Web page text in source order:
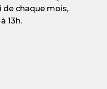
de chaque mois,
13h.